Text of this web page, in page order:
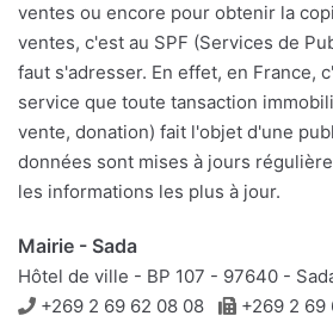
ventes ou encore pour obtenir la
ventes, c'est au SPF (Services de
faut s'adresser. En effet, en France,
service que toute tansaction
vente, donation) fait l'objet d'une
données sont mises à jours
les informations les plus à jour.
Mairie - Sada
Hôtel de ville - BP 107 - 97640 -
Téléphone
+269 2 69 62 08 08 Télécopie
+269 2 69